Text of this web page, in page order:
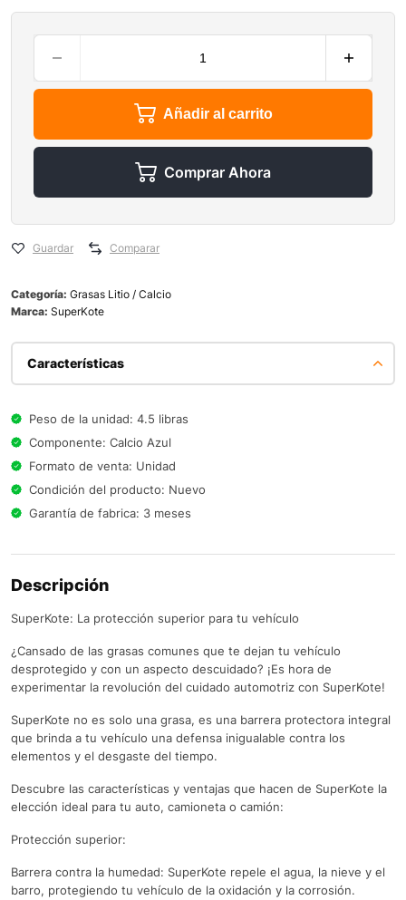
Añadir al carrito
Comprar Ahora
Guardar Comparar
Categoría: Grasas Litio / Calcio
Marca: SuperKote
Características
Peso de la unidad: 4.5 libras
Componente: Calcio Azul
Formato de venta: Unidad
Condición del producto: Nuevo
Garantía de fabrica: 3 meses
Descripción
SuperKote: La protección superior para tu vehículo
¿Cansado de las grasas comunes que te dejan tu vehículo
desprotegido y con un aspecto descuidado? ¡Es hora de
experimentar la revolución del cuidado automotriz con SuperKote!
SuperKote no es solo una grasa, es una barrera protectora integral
que brinda a tu vehículo una defensa inigualable contra los
elementos y el desgaste del tiempo.
Descubre las características y ventajas que hacen de SuperKote la
elección ideal para tu auto, camioneta o camión:
Protección superior:
Barrera contra la humedad: SuperKote repele el agua, la nieve y el
barro, protegiendo tu vehículo de la oxidación y la corrosión.